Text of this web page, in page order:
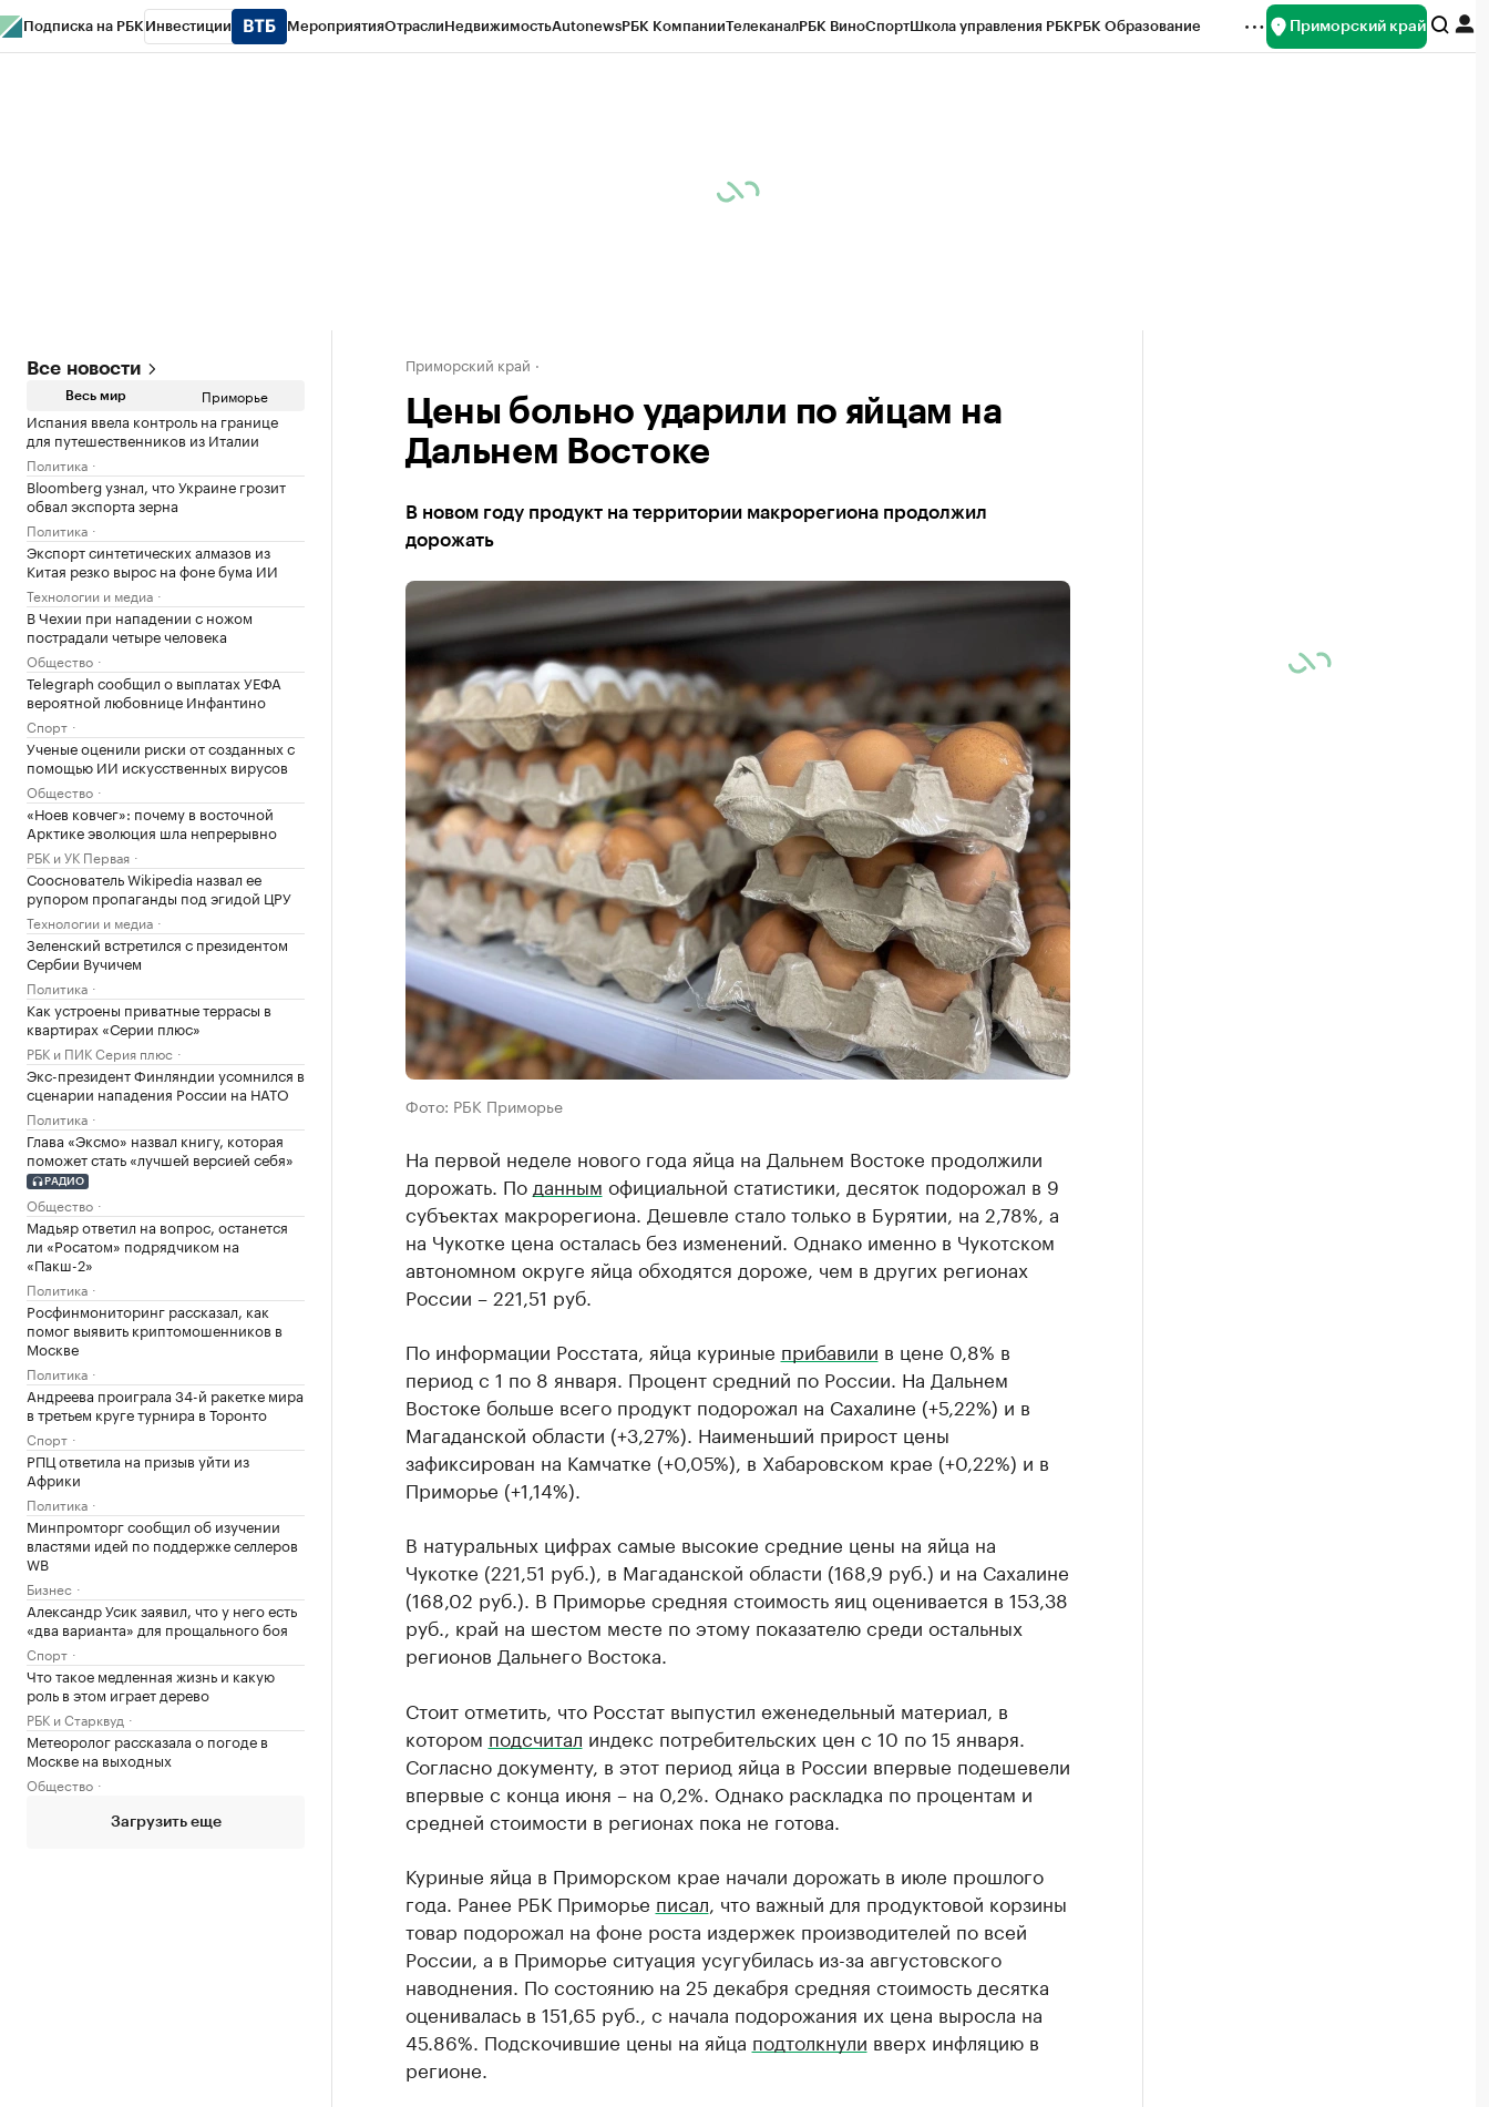
Подписка на РБК Инвестиции МероприятияОтраслиНедвижимостьAutonewsРБК КомпанииТелеканалРБК ВиноСпортШкола управления РБКРБК Образование Приморский край
Все новости
Весь мир Приморье
Испания ввела контроль на границе
для путешественников из Италии
Политика
Bloomberg узнал, что Украине грозит
обвал экспорта зерна
Политика
Экспорт синтетических алмазов из
Китая резко вырос на фоне бума ИИ
Технологии и медиа
В Чехии при нападении с ножом
пострадали четыре человека
Общество
Telegraph сообщил о выплатах УЕФА
вероятной любовнице Инфантино
Спорт
Ученые оценили риски от созданных с
помощью ИИ искусственных вирусов
Общество
«Ноев ковчег»: почему в восточной
Арктике эволюция шла непрерывно
РБК и УК Первая
Сооснователь Wikipedia назвал ее
рупором пропаганды под эгидой ЦРУ
Технологии и медиа
Зеленский встретился с президентом
Сербии Вучичем
Политика
Как устроены приватные террасы в
квартирах «Серии плюс»
РБК и ПИК Серия плюс
Экс-президент Финляндии усомнился в
сценарии нападения России на НАТО
Политика
Глава «Эксмо» назвал книгу, которая
поможет стать «лучшей версией себя»
РАДИО
Общество
Мадьяр ответил на вопрос, останется
ли «Росатом» подрядчиком на
«Пакш-2»
Политика
Росфинмониторинг рассказал, как
помог выявить криптомошенников в
Москве
Политика
Андреева проиграла 34-й ракетке мира
в третьем круге турнира в Торонто
Спорт
РПЦ ответила на призыв уйти из
Африки
Политика
Минпромторг сообщил об изучении
властями идей по поддержке селлеров
WB
Бизнес
Александр Усик заявил, что у него есть
«два варианта» для прощального боя
Спорт
Что такое медленная жизнь и какую
роль в этом играет дерево
РБК и Старквуд
Метеоролог рассказала о погоде в
Москве на выходных
Общество
Загрузить еще
Приморский край
Цены больно ударили по яйцам на
Дальнем Востоке
В новом году продукт на территории макрорегиона продолжил
дорожать
Фото: РБК Приморье
На первой неделе нового года яйца на Дальнем Востоке продолжили
дорожать. По данным официальной статистики, десяток подорожал в 9
субъектах макрорегиона. Дешевле стало только в Бурятии, на 2,78%, а
на Чукотке цена осталась без изменений. Однако именно в Чукотском
автономном округе яйца обходятся дороже, чем в других регионах
России – 221,51 руб.
По информации Росстата, яйца куриные прибавили в цене 0,8% в
период с 1 по 8 января. Процент средний по России. На Дальнем
Востоке больше всего продукт подорожал на Сахалине (+5,22%) и в
Магаданской области (+3,27%). Наименьший прирост цены
зафиксирован на Камчатке (+0,05%), в Хабаровском крае (+0,22%) и в
Приморье (+1,14%).
В натуральных цифрах самые высокие средние цены на яйца на
Чукотке (221,51 руб.), в Магаданской области (168,9 руб.) и на Сахалине
(168,02 руб.). В Приморье средняя стоимость яиц оценивается в 153,38
руб., край на шестом месте по этому показателю среди остальных
регионов Дальнего Востока.
Стоит отметить, что Росстат выпустил еженедельный материал, в
котором подсчитал индекс потребительских цен с 10 по 15 января.
Согласно документу, в этот период яйца в России впервые подешевели
впервые с конца июня – на 0,2%. Однако раскладка по процентам и
средней стоимости в регионах пока не готова.
Куриные яйца в Приморском крае начали дорожать в июле прошлого
года. Ранее РБК Приморье писал , что важный для продуктовой корзины
товар подорожал на фоне роста издержек производителей по всей
России, а в Приморье ситуация усугубилась из-за августовского
наводнения. По состоянию на 25 декабря средняя стоимость десятка
оценивалась в 151,65 руб., с начала подорожания их цена выросла на
45.86%. Подскочившие цены на яйца подтолкнули вверх инфляцию в
регионе.